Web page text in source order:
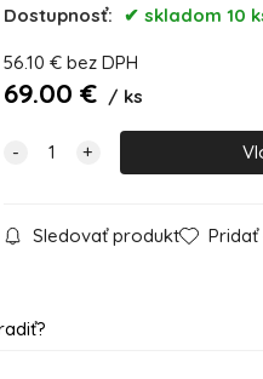
Dostupnosť:
skladom 10
56.10 € bez DPH
69.00 € ks
Sledovať produkt Pridať